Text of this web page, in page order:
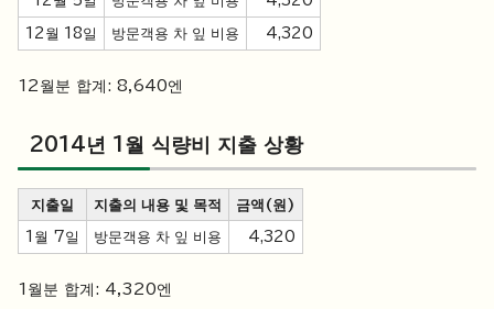
12월 18일 방문객용 차 잎 비용 4,320
12월분 합계: 8,640엔
2014년 1월 식량비 지출 상황
지출일 지출의 내용 및 목적 금액(원)
1월 7일 방문객용 차 잎 비용 4,320
1월분 합계: 4,320엔